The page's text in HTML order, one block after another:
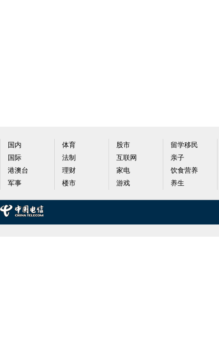
国内
国际
港澳台
军事
体育
法制
理财
楼市
股市
互联网
家电
游戏
留学移民
亲子
饮食营养
养生